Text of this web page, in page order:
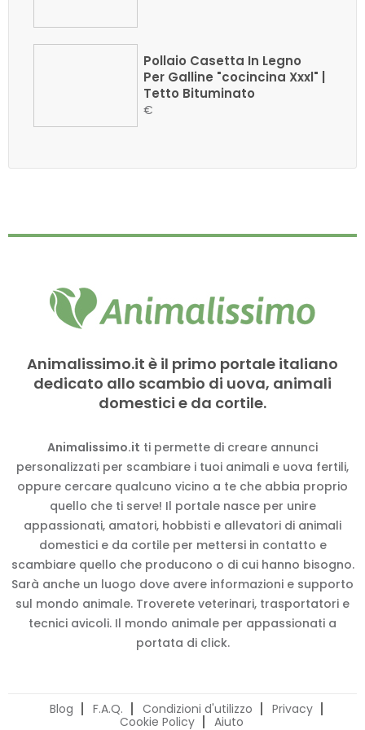
Pollaio Casetta In Legno
Per Galline "cocincina Xxxl" |
Tetto Bituminato
€
Animalissimo.it è il primo portale italiano
dedicato allo scambio di uova, animali
domestici e da cortile.
Animalissimo.it ti permette di creare annunci
personalizzati per scambiare i tuoi animali e uova fertili,
oppure cercare qualcuno vicino a te che abbia proprio
quello che ti serve! Il portale nasce per unire
appassionati, amatori, hobbisti e allevatori di animali
domestici e da cortile per mettersi in contatto e
scambiare quello che producono o di cui hanno bisogno.
Sarà anche un luogo dove avere informazioni e supporto
sul mondo animale. Troverete veterinari, trasportatori e
tecnici avicoli. Il mondo animale per appassionati a
portata di click.
Blog F.A.Q. Condizioni d'utilizzo
Privacy
Cookie Policy
Aiuto